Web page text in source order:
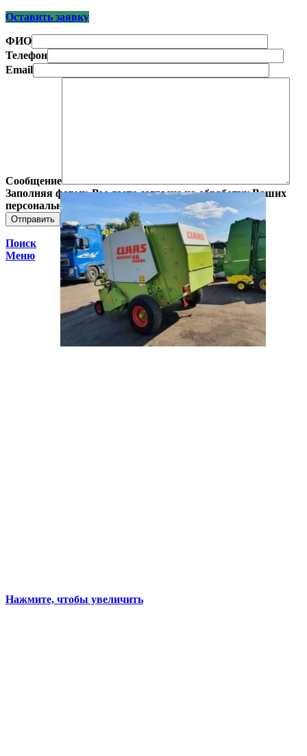
Оставить заявку
ФИО
Телефон
Email
Сообщение
Заполняя форму, Вы даете согласие на обработку Ваших
персональных данных.
Поиск
Меню
Нажмите, чтобы увеличить